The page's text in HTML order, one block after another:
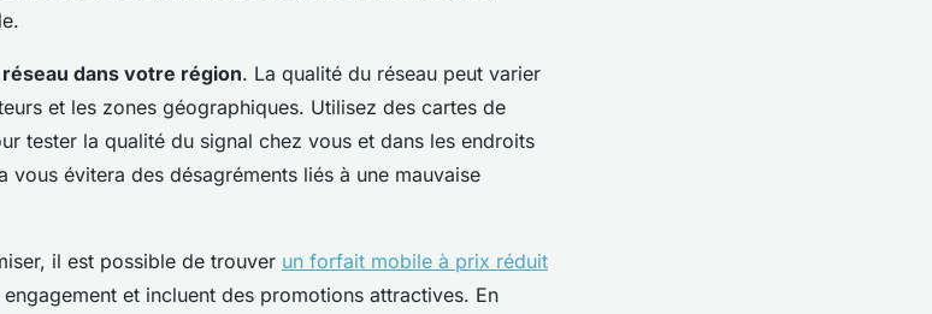
dans votre région. La qualité du réseau peut varier
et les zones géographiques. Utilisez des cartes de
tester la qualité du signal chez vous et dans les endroits
vous évitera des désagréments liés à une mauvaise
il est possible de trouver un forfait mobile à prix réduit
et incluent des promotions attractives. En